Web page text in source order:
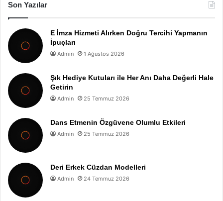
Son Yazılar
E İmza Hizmeti Alırken Doğru Tercihi Yapmanın
İpuçları
Admin 1 Ağustos 2026
Şık Hediye Kutuları ile Her Anı Daha Değerli Hale
Getirin
Admin 25 Temmuz 2026
Dans Etmenin Özgüvene Olumlu Etkileri
Admin 25 Temmuz 2026
Deri Erkek Cüzdan Modelleri
Admin 24 Temmuz 2026